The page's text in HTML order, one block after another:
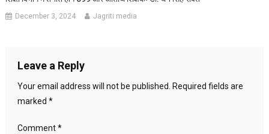
December 3, 2024 Jagriti media
Leave a Reply
Your email address will not be published. Required fields are
marked *
Comment*